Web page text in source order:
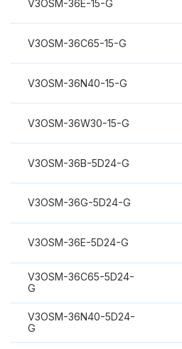
V3OSM-36E-15-G
V3OSM-36C65-15-G
V3OSM-36N40-15-G
V3OSM-36W30-15-G
V3OSM-36B-5D24-G
V3OSM-36G-5D24-G
V3OSM-36E-5D24-G
V3OSM-36C65-5D24-
G
V3OSM-36N40-5D24-
G